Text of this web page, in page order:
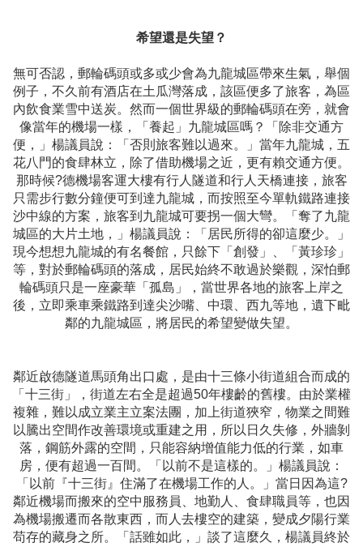
希望還是失望？
無可否認，郵輪碼頭或多或少會為九龍城區帶來生氣，舉個
例子，不久前有酒店在土瓜灣落成，該區便多了旅客，為區
內飲食業雪中送炭。然而一個世界級的郵輪碼頭在旁，就會
像當年的機場一樣，「養起」九龍城區嗎？「除非交通方
便，」楊議員說：「否則旅客難以過來。」當年九龍城，五
花八門的食肆林立，除了借助機場之近，更有賴交通方便。
那時候?德機場客運大樓有行人隧道和行人天橋連接，旅客
只需步行數分鐘便可到達九龍城，而按照至今單軌鐵路連接
沙中線的方案，旅客到九龍城可要拐一個大彎。「奪了九龍
城區的大片土地，」楊議員說：「居民所得的卻這麼少。」
現今想想九龍城的有名餐館，只餘下「創發」、「黃珍珍」
等，對於郵輪碼頭的落成，居民始終不敢過於樂觀，深怕郵
輪碼頭只是一座豪華「孤島」，當世界各地的旅客上岸之
後，立即乘車乘鐵路到達尖沙嘴、中環、西九等地，遺下毗
鄰的九龍城區，將居民的希望變做失望。
鄰近啟德隧道馬頭角出口處，是由十三條小街道組合而成的
「十三街」，街道左右全是超過50年樓齡的舊樓。由於業權
複雜，難以成立業主立案法團，加上街道狹窄，物業之間難
以騰出空間作改善環境或重建之用，所以日久失修，外牆剝
落，鋼筋外露的空間，只能容納增值能力低的行業，如車
房，便有超過一百間。「以前不是這樣的。」楊議員說：
「以前『十三街』住滿了在機場工作的人。」當日因為這?
鄰近機場而搬來的空中服務員、地勤人、食肆職員等，也因
為機場搬遷而各散東西，而人去樓空的建築，變成夕陽行業
苟存的藏身之所。「話雖如此，」談了這麼久，楊議員終於